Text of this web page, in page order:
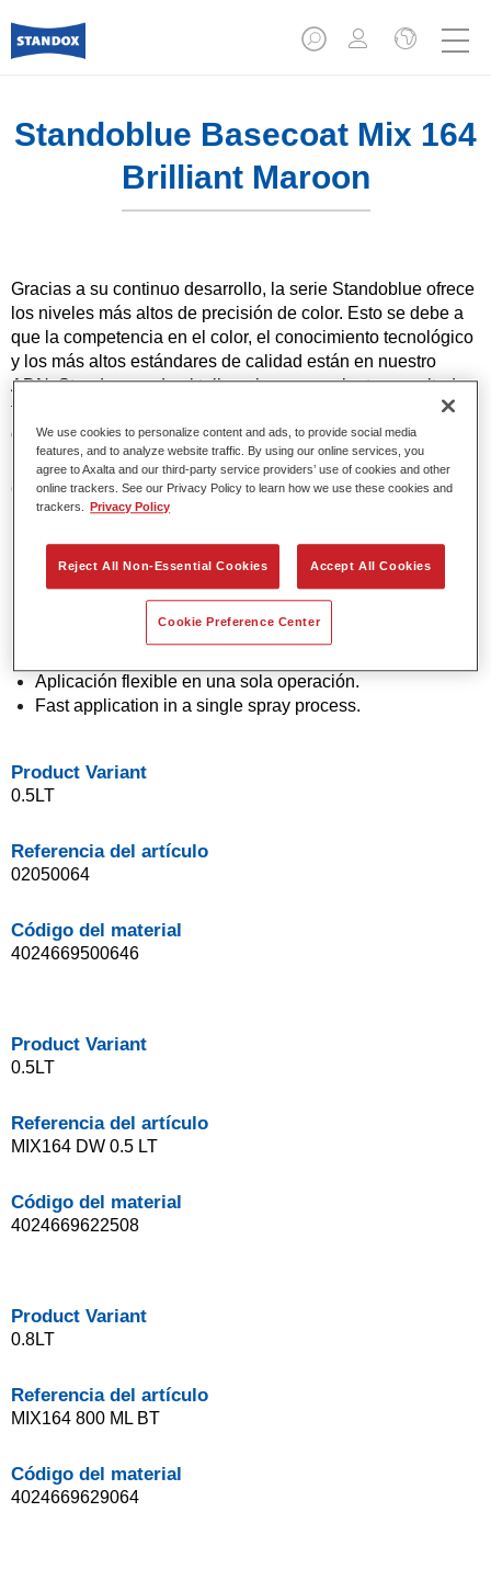
Standoblue Basecoat Mix 164
Brilliant Maroon
Gracias a su continuo desarrollo, la serie Standoblue ofrece
los niveles más altos de precisión de color. Esto se debe a
que la competencia en el color, el conocimiento tecnológico
y los más altos estándares de calidad están en nuestro
ADN. Standox ayuda al taller a lograr excelentes resultados,
tanto en las reparaciones sencillas como en los retos más
desafiantes.
Características del producto
Colores sólidos y de efecto con tecnología de pigmento
Excepcional precisión de color.
Excelente control de moteado.
Excelentes propiedades de flujo.
Aplicación flexible en una sola operación.
Fast application in a single spray process.
Product Variant
0.5LT
Referencia del artículo
02050064
Código del material
4024669500646
Product Variant
0.5LT
Referencia del artículo
MIX164 DW 0.5 LT
Código del material
4024669622508
Product Variant
0.8LT
Referencia del artículo
MIX164 800 ML BT
Código del material
4024669629064
We use cookies to personalize content and ads, to provide social media
features, and to analyze website traffic. By using our online services, you
agree to Axalta and our third-party service providers’ use of cookies and other
online trackers. See our Privacy Policy to learn how we use these cookies and
trackers.
Privacy Policy
Reject All Non-Essential Cookies Accept All Cookies
Cookie Preference Center